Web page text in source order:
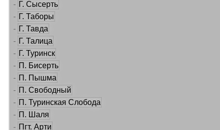
- Г. Сысерть
- Г. Таборы
- Г. Тавда
- Г. Талица
- Г. Туринск
- П. Бисерть
- П. Пышма
- П. Свободный
- П. Туринская Слобода
- П. Шаля
- Пгт. Арти